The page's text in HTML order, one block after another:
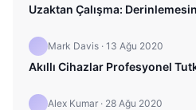
Uzaktan Çalışma:
Mark Davis · 13 Ağu 2020
Akıllı Cihazlar Profesyonel
Alex Kumar · 28 Ağu 2020